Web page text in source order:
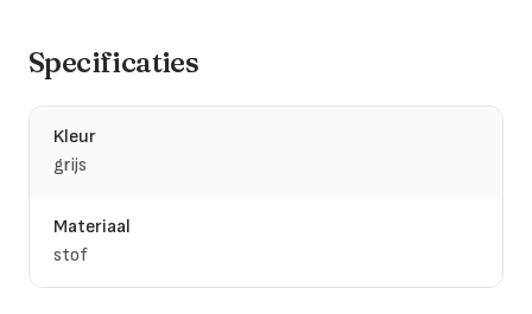
Specificaties
Kleur
grijs
Materiaal
stof